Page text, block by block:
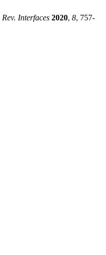
Rev. Interfaces 2020, 8, 757-